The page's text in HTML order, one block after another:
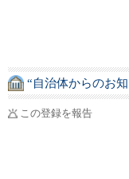
“自治体からのお
この登録を報告